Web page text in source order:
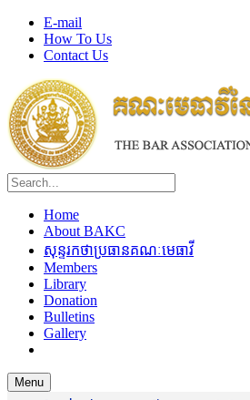
E-mail
How To Us
Contact Us
Home
About BAKC
សុន្ទរកថាប្រធានគណៈមេធាវី
Members
Library
Donation
Bulletins
Gallery
Menu